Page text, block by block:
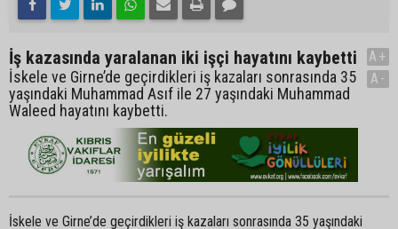
İş kazasında yaralanan iki işçi hayatını kaybetti
İskele ve Girne’de geçirdikleri iş kazaları sonrasında 35
yaşındaki Muhammad Asıf ile 27 yaşındaki Muhammad
Waleed hayatını kaybetti.
A+
A-
İskele ve Girne’de geçirdikleri iş kazaları sonrasında 35 yaşındaki